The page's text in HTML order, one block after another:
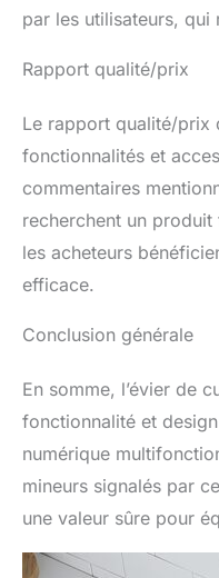
par les utilisateurs,
Rapport qualité/prix
Le rapport qualité/prix
fonctionnalités et
commentaires
recherchent un
les acheteurs
efficace.
Conclusion générale
En somme, l’évier de
fonctionnalité et
numérique
mineurs signalés par
une valeur sûre pour